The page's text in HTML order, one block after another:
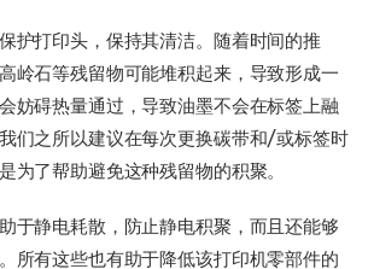
护打印头，保持其清洁。随着时间的推
岭石等残留物可能堆积起来，导致形成一
妨碍热量通过，导致油墨不会在标签上融
们之所以建议在每次更换碳带和/或标签时
为了帮助避免这种残留物的积聚。
于静电耗散，防止静电积聚，而且还能够
所有这些也有助于降低该打印机零部件的